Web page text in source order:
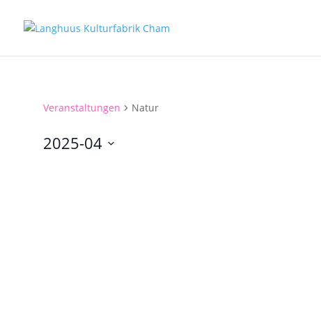
Veranstaltungen Natur
2025-04